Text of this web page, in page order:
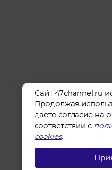
Сайт 47channel.ru
Продолжая
даете согласие на
соответствии с
cookies.